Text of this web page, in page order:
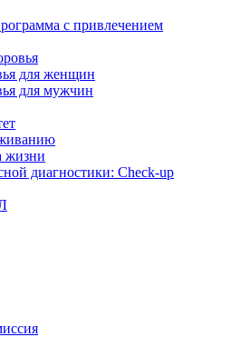
с привлечением
для женщин
для мужчин
жизни
диагностики: Check-up